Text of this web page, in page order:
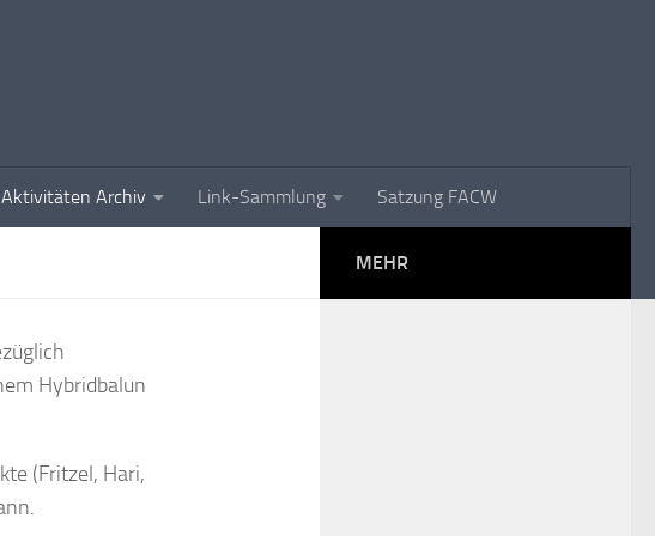
Aktivitäten Archiv Link-Sammlung Satzung FACW
Hybridbalun
(Fritzel, Hari,
MEHR